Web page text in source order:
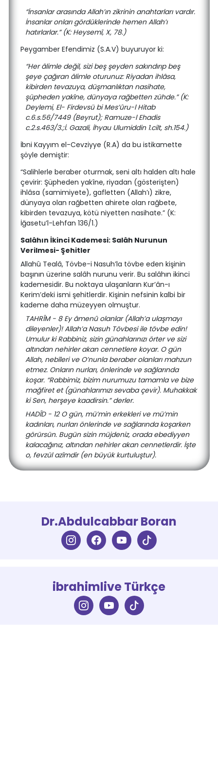
“İnsanlar arasında Allah’ın zikrinin anahtarları vardır.
İnsanlar onları gördüklerinde hemen Allah’ı
hatırlarlar.” (K: Heysemî, X, 78.)
Peygamber Efendimiz (S.A.V) buyuruyor ki:
“Her âlimle değil, sizi beş şeyden sakındırıp beş
şeye çağıran âlimle oturunuz: Riyadan ihlâsa,
kibirden tevazuya, düşmanlıktan nasihate,
şüpheden yakîne, dünyaya rağbetten zühde.” (K:
Deylemi, El- Firdevsü bi Mes’ûru-l Hitab
c.6.s.56/7449 (Beyrut); Ramuze-l Ehadis
c.2.s.463/3.;İ. Gazali, İhyau Ulumiddin 1.cilt, sh.154.)
İbni Kayyım el-Cevziyye (R.A) da bu istikamette
şöyle demiştir:
“Salihlerle beraber oturmak, seni altı halden altı hale
çevirir: Şüpheden yakîne, riyadan (gösterişten)
ihlâsa (samimiyete), gafletten (Allah’ı) zikre,
dünyaya olan rağbetten ahirete olan rağbete,
kibirden tevazuya, kötü niyetten nasihate.” (K:
İğasetu’l-Lehfan 136/1.)
Salâhın İkinci Kademesi: Salâh Nurunun
Verilmesi- Şehitler
Allahû Tealâ, Tövbe-i Nasuh’la tövbe eden kişinin
başının üzerine salâh nurunu verir. Bu salâhın ikinci
kademesidir. Bu noktaya ulaşanların Kur’ân-ı
Kerim’deki ismi şehitlerdir. Kişinin nefsinin kalbi bir
kademe daha müzeyyen olmuştur.
TAHRÎM - 8 Ey âmenû olanlar (Allah’a ulaşmayı
dileyenler)! Allah’a Nasuh Tövbesi ile tövbe edin!
Umulur ki Rabbiniz, sizin günahlarınızı örter ve sizi
altından nehirler akan cennetlere koyar. O gün
Allah, nebîleri ve O’nunla beraber olanları mahzun
etmez. Onların nurları, önlerinde ve sağlarında
koşar. “Rabbimiz, bizim nurumuzu tamamla ve bize
mağfiret et (günahlarımızı sevaba çevir). Muhakkak
ki Sen, herşeye kaadirsin.” derler.
HADÎD - 12 O gün, mü’min erkekleri ve mü’min
kadınları, nurları önlerinde ve sağlarında koşarken
görürsün. Bugün sizin müjdeniz, orada ebediyyen
kalacağınız, altından nehirler akan cennetlerdir. İşte
o, fevzül azîmdir (en büyük kurtuluştur).
Dr.Abdulcabbar Boran
ibrahimlive Türkçe